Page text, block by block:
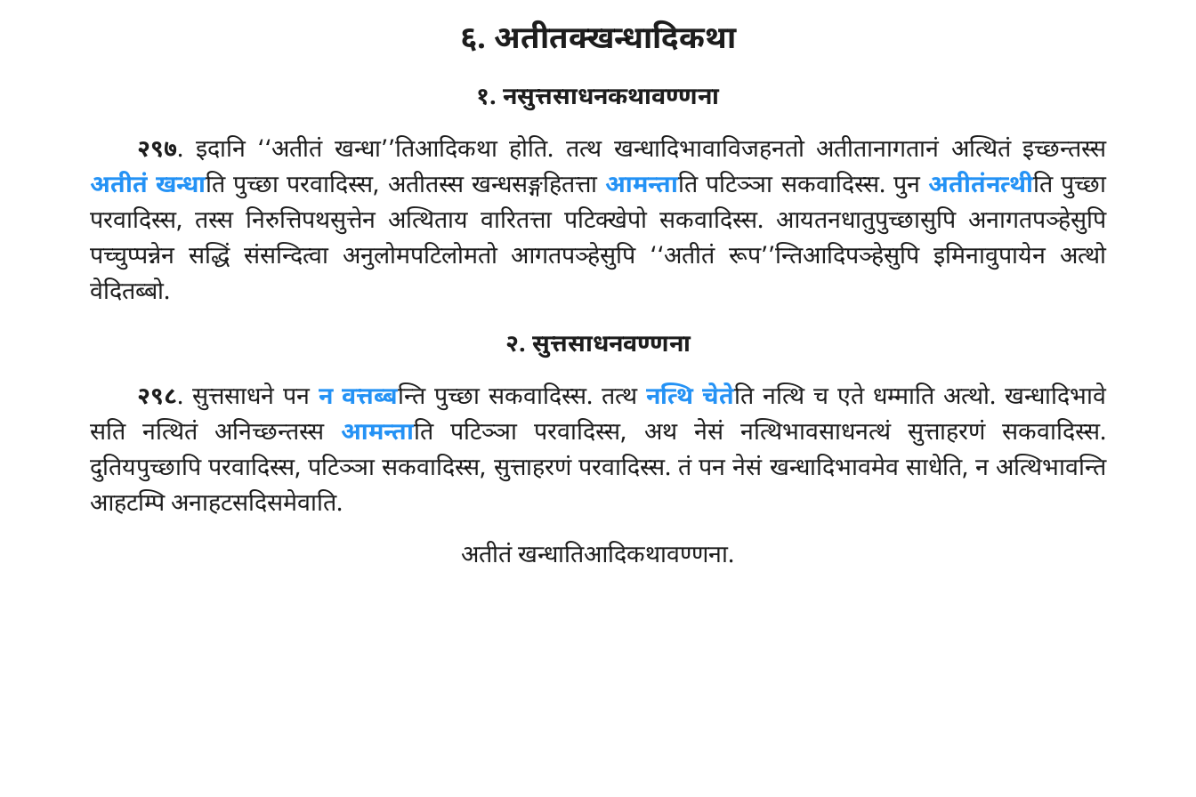
६. अतीतक्खन्धादिकथा
१. नसुत्तसाधनकथावण्णना
२९७. इदानि ‘‘अतीतं खन्धा’’तिआदिकथा होति. तत्थ खन्धादिभावाविजहनतो अतीतानागतानं अत्थितं इच्छन्तस्स
अतीतं खन्धाति पुच्छा परवादिस्स, अतीतस्स खन्धसङ्गहितत्ता आमन्ताति पटिञ्ञा सकवादिस्स. पुन अतीतंनत्थीति पुच्छा
परवादिस्स, तस्स निरुत्तिपथसुत्तेन अत्थिताय वारितत्ता पटिक्खेपो सकवादिस्स. आयतनधातुपुच्छासुपि अनागतपञ्हेसुपि
पच्चुप्पन्नेन सद्धिं संसन्दित्वा अनुलोमपटिलोमतो आगतपञ्हेसुपि ‘‘अतीतं रूप’’न्तिआदिपञ्हेसुपि इमिनावुपायेन अत्थो
वेदितब्बो.
२. सुत्तसाधनवण्णना
२९८. सुत्तसाधनेपनन वत्तब्बन्ति पुच्छा सकवादिस्स. तत्थनत्थि चेतेति नत्थि च एते धम्माति अत्थो. खन्धादिभावे
सति नत्थितं अनिच्छन्तस्स आमन्ताति पटिञ्ञा परवादिस्स, अथ नेसं नत्थिभावसाधनत्थं सुत्ताहरणं सकवादिस्स.
दुतियपुच्छापि परवादिस्स, पटिञ्ञा सकवादिस्स, सुत्ताहरणं परवादिस्स. तं पन नेसं खन्धादिभावमेव साधेति, न अत्थिभावन्ति
आहटम्पि अनाहटसदिसमेवाति.
अतीतं खन्धातिआदिकथावण्णना.